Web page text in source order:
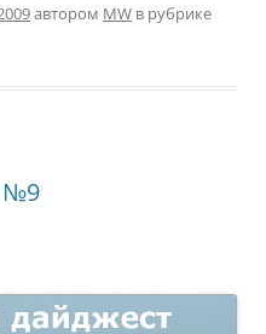
автором MW в рубрике
№9